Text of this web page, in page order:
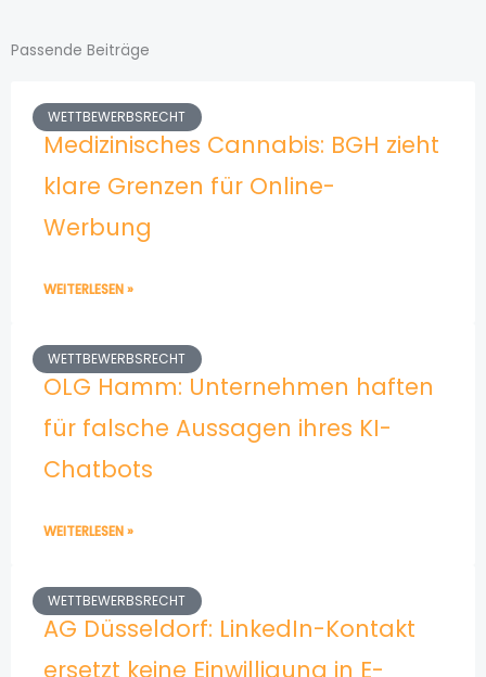
Passende Beiträge
WETTBEWERBSRECHT
Medizinisches Cannabis: BGH zieht
klare Grenzen für Online-
Werbung
WEITERLESEN »
WETTBEWERBSRECHT
OLG Hamm: Unternehmen haften
für falsche Aussagen ihres KI-
Chatbots
WEITERLESEN »
WETTBEWERBSRECHT
AG Düsseldorf: LinkedIn-Kontakt
ersetzt keine Einwilligung in E-